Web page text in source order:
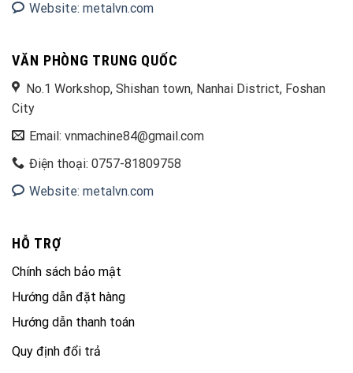
Website: metalvn.com
VĂN PHÒNG TRUNG QUỐC
No.1 Workshop, Shishan town, Nanhai District, Foshan
City
Email: vnmachine84@gmail.com
Điện thoại: 0757-81809758
Website: metalvn.com
HỖ TRỢ
Chính sách bảo mật
Hướng dẫn đặt hàng
Hướng dẫn thanh toán
Quy định đổi trả